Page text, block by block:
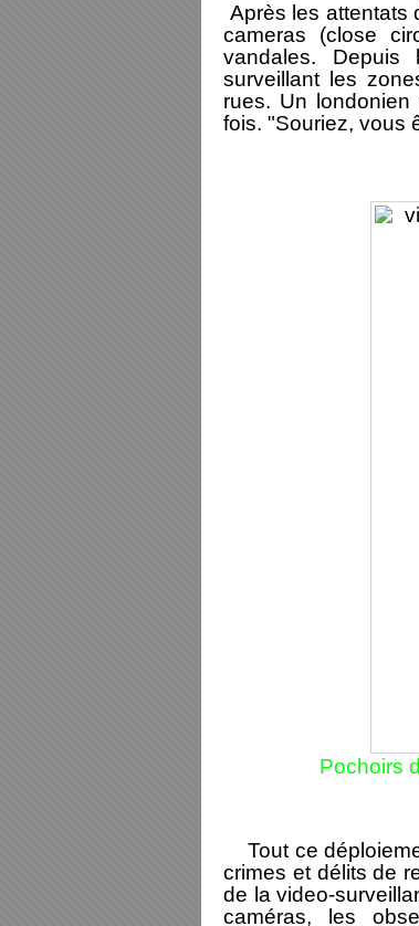
Après les attentats
cameras (close
vandales. Depuis
surveillant les
rues. Un
fois. "Souriez, vous
Pochoirs
Tout ce
crimes et délits de
de la video-
caméras, les